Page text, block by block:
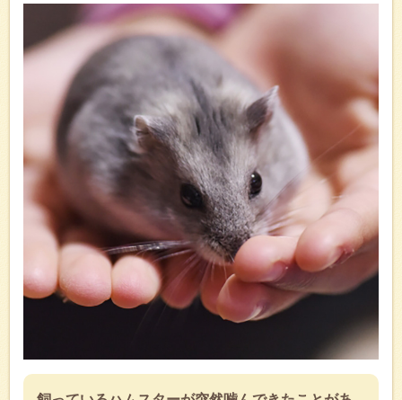
ハムスターが手を噛んで
きの対処法